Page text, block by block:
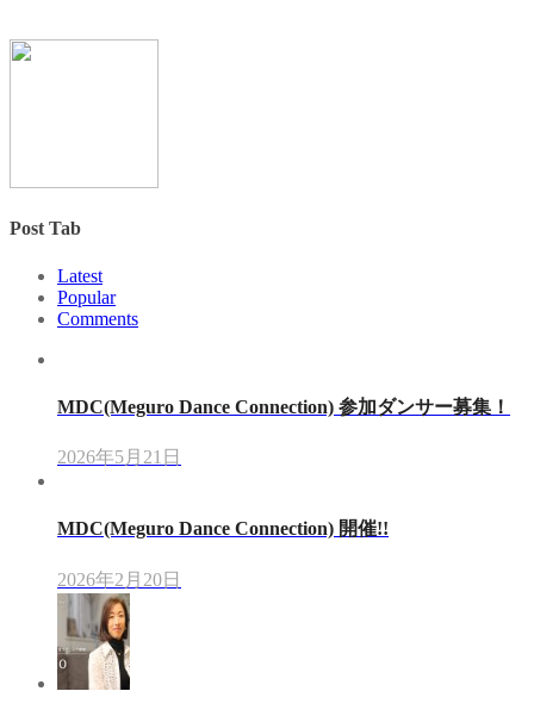
Post Tab
Latest
Popular
Comments
MDC(Meguro Dance Connection) 参加ダンサー募集！
2026年5月21日
MDC(Meguro Dance Connection) 開催!!
2026年2月20日